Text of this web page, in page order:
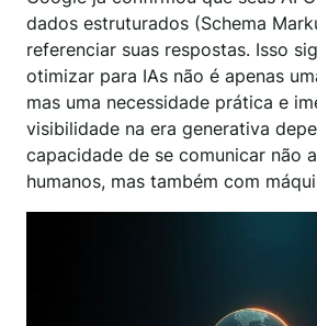
dados estruturados (Schema
referenciar suas respostas. Isso
otimizar para IAs não é apenas
mas uma necessidade prática e
visibilidade na era generativa
capacidade de se comunicar não
humanos, mas também com